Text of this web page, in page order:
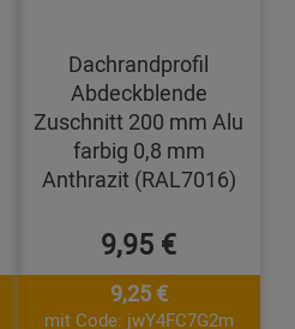
Dachrandprofil
Abdeckblende
Zuschnitt 200 mm Alu
farbig 0,8 mm
Anthrazit (RAL7016)
9,95 €
9,25 €
mit Code: jwY4FC7G2m